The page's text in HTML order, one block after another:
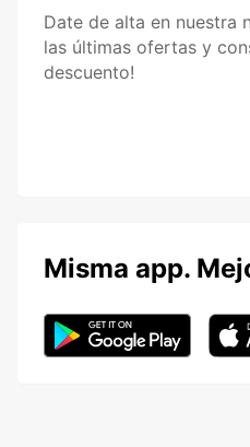
Date de alta en nuestra
las últimas ofertas y
descuento!
Misma app.